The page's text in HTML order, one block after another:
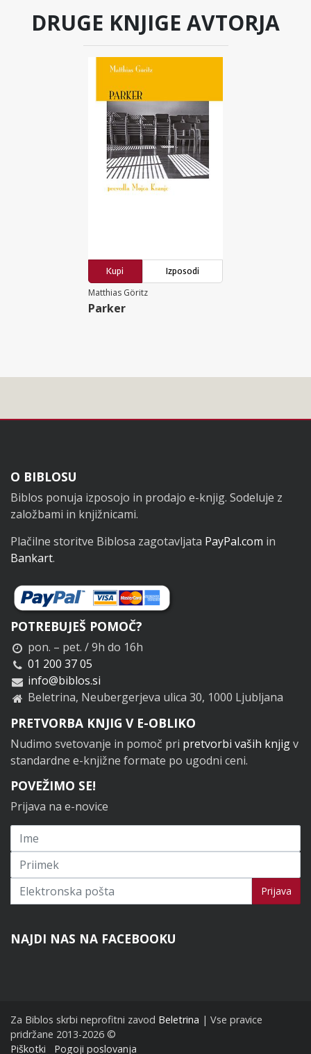
DRUGE KNJIGE AVTORJA
Kupi
Izposodi
Matthias Göritz
Parker
Noga
O BIBLOSU
Biblos ponuja izposojo in prodajo e-knjig. Sodeluje z
založbami in knjižnicami.
Plačilne storitve Biblosa zagotavljata PayPal.com in
Bankart.
POTREBUJEŠ POMOČ?
pon. – pet. / 9h do 16h
01 200 37 05
info@biblos.si
Beletrina, Neubergerjeva ulica 30, 1000 Ljubljana
PRETVORBA KNJIG V E-OBLIKO
Nudimo svetovanje in pomoč pri pretvorbi vaših knjigv
standardne e-knjižne formate po ugodni ceni.
POVEŽIMO SE!
Prijava na e-novice
Prijavi se na novice Prijava
NAJDI NAS NA FACEBOOKU
Za Biblos skrbi neprofitni zavod Beletrina | Vse pravice
pridržane 2013-2026 ©
Piškotki
Pogoji poslovanja